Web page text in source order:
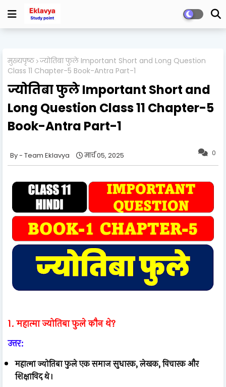
मुख्यपृष्ठ ज्योतिबा फुले Important Short and Long Question
Class 11 Chapter-5 Book-Antra Part-1
ज्योतिबा फुले Important Short and
Long Question Class 11 Chapter-5
Book-Antra Part-1
0
Team Eklavya मार्च 05, 2025
1. महात्मा ज्योतिबा फुले कौन थे?
उत्तर:
महात्मा ज्योतिबा फुले एक समाज सुधारक, लेखक, विचारक और
शिक्षाविद थे।